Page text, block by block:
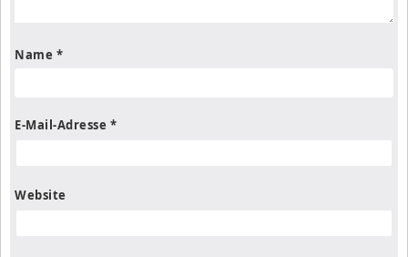
Name *
E-Mail-Adresse *
Website